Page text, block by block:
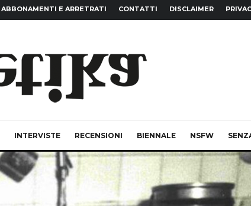
ABBONAMENTI E ARRETRATI CONTATTI DISCLAIMER
INTERVISTE RECENSIONI BIENNALE NSFW